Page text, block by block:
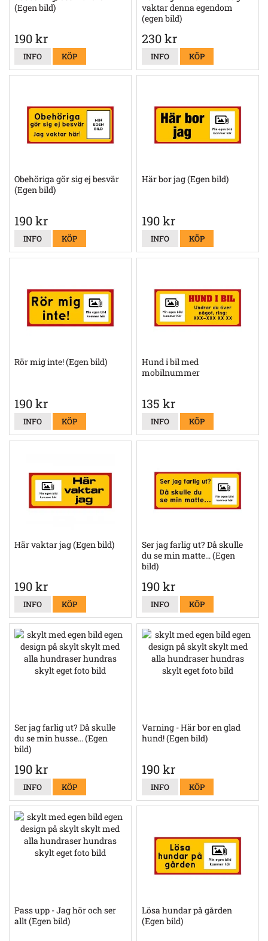
(Egen bild)
190 kr
INFO KÖP
vaktar denna egendom
(egen bild)
230 kr
INFO KÖP
Obehöriga gör sig ej besvär
(Egen bild)
190 kr
INFO KÖP
Här bor jag (Egen bild)
190 kr
INFO KÖP
Rör mig inte! (Egen bild)
190 kr
INFO KÖP
Hund i bil med
mobilnummer
135 kr
INFO KÖP
Här vaktar jag (Egen bild)
190 kr
INFO KÖP
Ser jag farlig ut? Då skulle
du se min matte... (Egen
bild)
190 kr
INFO KÖP
Ser jag farlig ut? Då skulle
du se min husse... (Egen
bild)
190 kr
INFO KÖP
Varning - Här bor en glad
hund! (Egen bild)
190 kr
INFO KÖP
Pass upp - Jag hör och ser
allt (Egen bild)
Lösa hundar på gården
(Egen bild)